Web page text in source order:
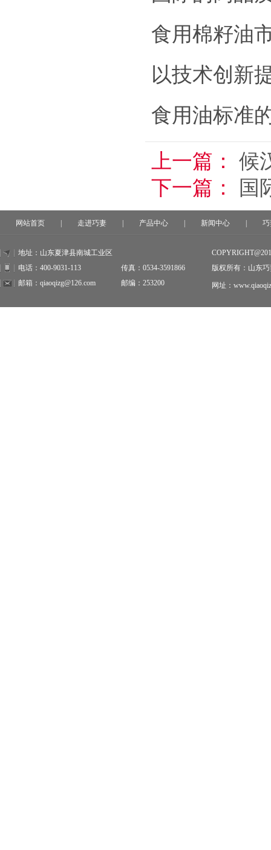
食用棉籽油
以技术创新
食用油标准
上一篇： 候
下一篇：
国
网站首页 走进巧妻 产品中心 新闻中心
地址：山东夏津县南城工业区
电话：400-9031-113
传真：0534-3591866
邮箱：qiaoqizg@126.com
邮编：253200
版权所有：山东
网址：